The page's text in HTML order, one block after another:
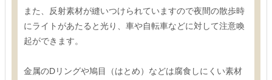
また、反射素材が縫いつけられていますので夜間の散歩時
にライトがあたると光り、車や自転車などに対して注意喚
起ができます。
金属のDリングや鳩目（はとめ）などは腐食しにくい素材